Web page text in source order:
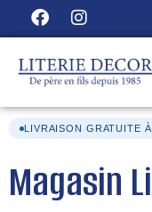
LIVRAISON GRATUITE
Magasin